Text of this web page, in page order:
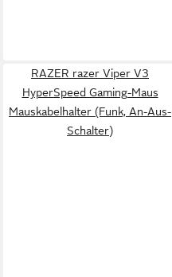
RAZER razer Viper V3
HyperSpeed Gaming-Maus
Mauskabelhalter (Funk, An-Aus-
Schalter)